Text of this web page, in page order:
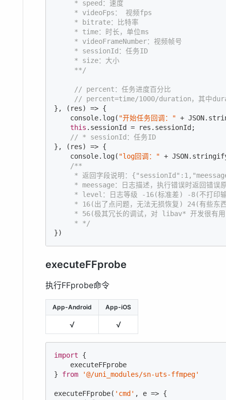
     * speed：速度
     * videoFps： 视频fps
     * bitrate：比特率
     * time：时长，单位ms
     * videoFrameNumber：视频帧号
     * sessionId：任务ID
     * size：大小
     **/
// percent：任务进度百分比
// percent=time/1000/duration，其中
}, (res) => {
console.log( "开始任务回调：" + JSON
this .sessionId = res.sessionId;
// * sessionId：任务ID
}, (res) => {
console.log( "log回调：" + JSON
/**
* 返回字段说明：
* meessage：日志描述，执行错误时返回错
* level：日志等级 -16(标准差) -8(不打印
* 16(出了点问题，无法无损恢复) 24(有些东
* 56(极其冗长的调试，对 libav* 开发很有
     * */
})
executeFFprobe
执行FFprobe命令
App-Android App-iOS
√ √
import {
    executeFFprobe
} from '@/uni_modules/sn-uts-ffmpeg'
executeFFprobe( 'cmd' , e => {